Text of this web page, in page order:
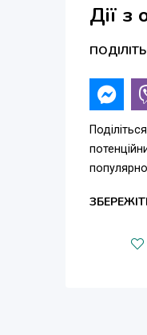
Дії з